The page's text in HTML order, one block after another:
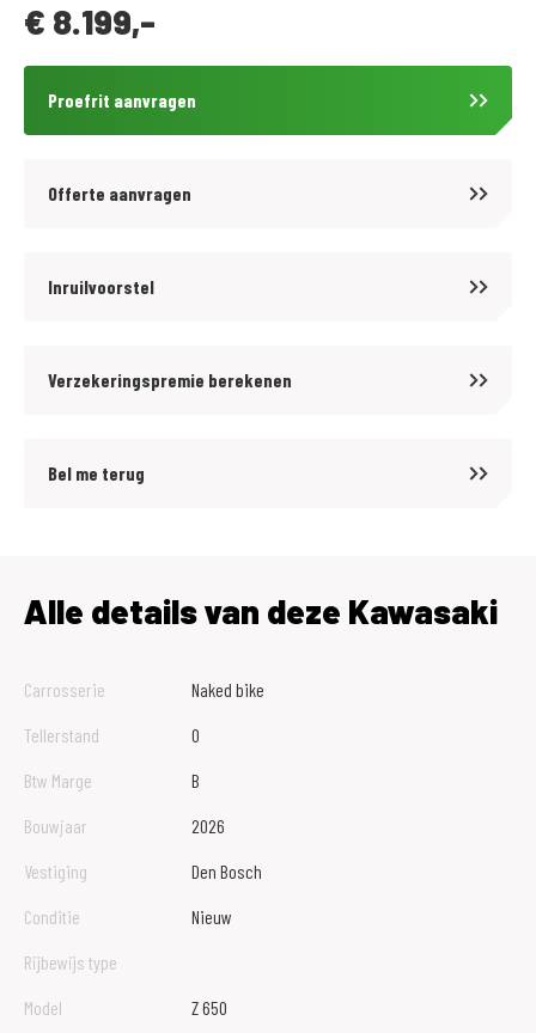
houden.Indien gewenst hebben wij diverse aantrekkelijke
ruime kledingshop heb je keuze uit een groot assortiment kleding ,
dienst met een profesioneel advies.
€ 8.199,-
Proefrit aanvragen
Offerte aanvragen
Inruilvoorstel
Verzekeringspremie berekenen
Bel me terug
Alle details van deze Kawasaki
Carrosserie
Naked bike
Tellerstand
0
Btw Marge
B
Bouwjaar
2026
Vestiging
Den Bosch
Conditie
Nieuw
Rijbewijs type
Model
Z 650